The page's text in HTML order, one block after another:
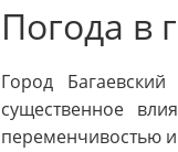
Погода в
Город
существенное
переменчивостью